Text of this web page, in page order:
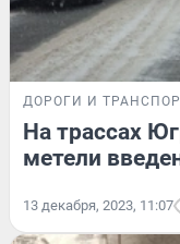
ДОРОГИ И
На трассах
метели
13 декабря, 2023, 11:07